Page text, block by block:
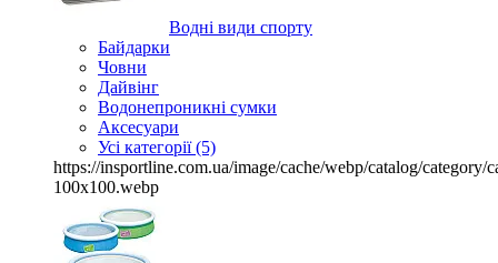
Водні види спорту
Байдарки
Човни
Дайвінг
Водонепроникні сумки
Аксесуари
Усі категорії (5)
https://insportline.com.ua/image/cache/webp/catalog/category/
100x100.webp